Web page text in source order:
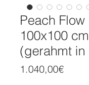
Peach Flow
100x100 cm
(gerahmt in
1.040,00€Price